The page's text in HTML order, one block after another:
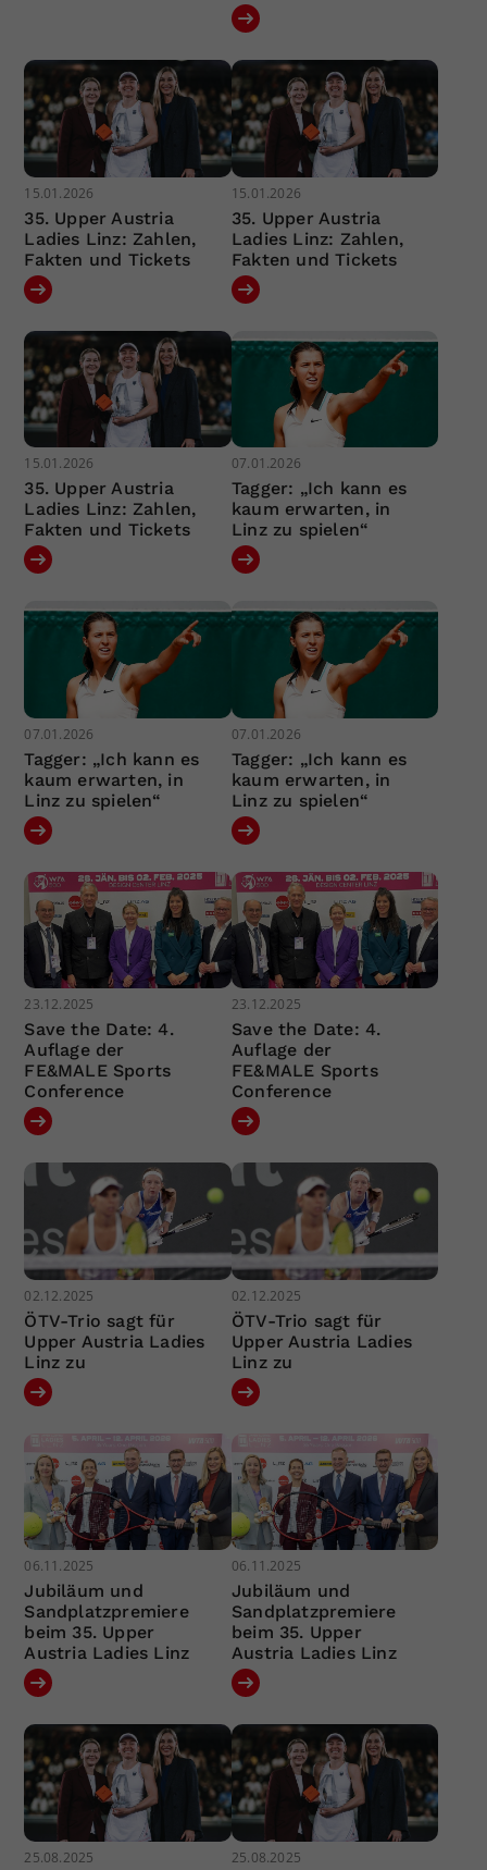
15.01.2026
35. Upper Austria
Ladies Linz: Zahlen,
Fakten und Tickets
15.01.2026
35. Upper Austria
Ladies Linz: Zahlen,
Fakten und Tickets
15.01.2026
35. Upper Austria
Ladies Linz: Zahlen,
Fakten und Tickets
07.01.2026
Tagger: „Ich kann es
kaum erwarten, in
Linz zu spielen“
07.01.2026
Tagger: „Ich kann es
kaum erwarten, in
Linz zu spielen“
07.01.2026
Tagger: „Ich kann es
kaum erwarten, in
Linz zu spielen“
23.12.2025
Save the Date: 4.
Auflage der
FE&MALE Sports
Conference
23.12.2025
Save the Date: 4.
Auflage der
FE&MALE Sports
Conference
02.12.2025
ÖTV-Trio sagt für
Upper Austria Ladies
Linz zu
02.12.2025
ÖTV-Trio sagt für
Upper Austria Ladies
Linz zu
06.11.2025
Jubiläum und
Sandplatzpremiere
beim 35. Upper
Austria Ladies Linz
06.11.2025
Jubiläum und
Sandplatzpremiere
beim 35. Upper
Austria Ladies Linz
25.08.2025 25.08.2025